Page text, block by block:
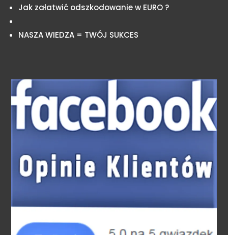
Jak załatwić odszkodowanie w EURO ?
NASZA WIEDZA = TWÓJ SUKCES